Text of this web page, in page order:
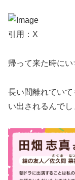
引用：X
帰って来た時にい
長い間離れてい
い出されるんでし